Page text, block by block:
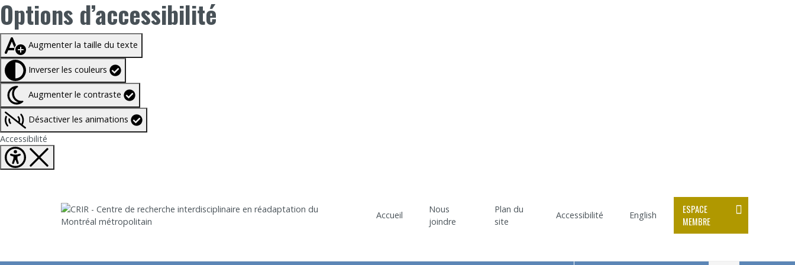
Options d’accessibilité
Taille du texte à100%
Augmenter la taille du texte
Inverser les couleurs
Augmenter le contraste
Désactiver les animations
Accessibilité
Accueil
Nous
joindre
Plan du
site
Accessibilité English
ESPACE
MEMBRE